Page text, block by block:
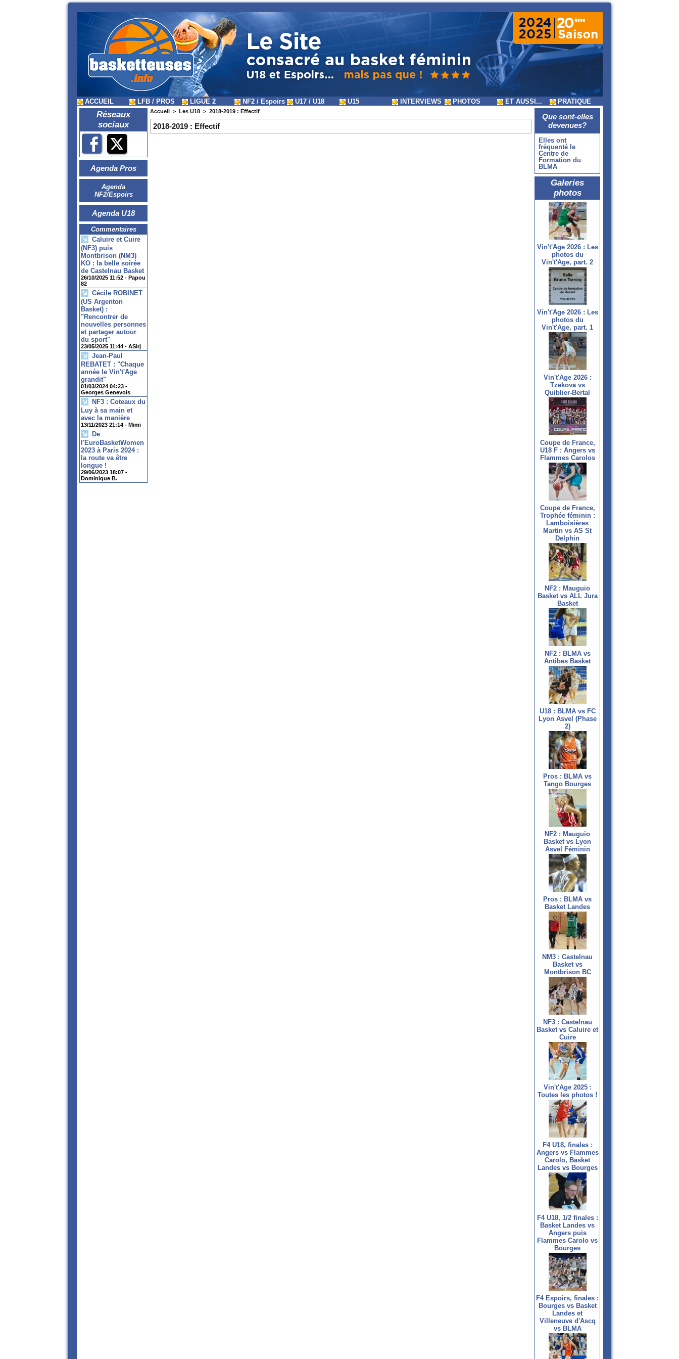
ACCUEIL LFB / PROS LIGUE 2 NF2 / Espoirs U17 / U18 U15 INTERVIEWS PHOTOS ET AUSSI... PRATIQUE
Réseaux
sociaux
Agenda Pros
Agenda
NF2/Espoirs
Agenda U18
Commentaires
Caluire et Cuire
(NF3) puis
Montbrison (NM3)
KO : la belle soirée
de Castelnau Basket
26/10/2025 11:52 - Papou
82
Cécile ROBINET
(US Argenton
Basket) :
"Rencontrer de
nouvelles personnes
et partager autour
du sport"
23/05/2025 11:44 - ASirj
Jean-Paul
REBATET : "Chaque
année le Vin't'Age
grandit"
01/03/2024 04:23 -
Georges Genevois
NF3 : Coteaux du
Luy à sa main et
avec la manière
13/11/2023 21:14 - Mimi
De
l'EuroBasketWomen
2023 à Paris 2024 :
la route va être
longue !
29/06/2023 18:07 -
Dominique B.
Accueil > Les U18 > 2018-2019 : Effectif
2018-2019 : Effectif
Que sont-elles
devenues?
Elles ont
fréquenté le
Centre de
Formation du
BLMA
Galeries
photos
Vin't'Age 2026 : Les
photos du
Vin't'Age, part. 2
Vin't'Age 2026 : Les
photos du
Vin't'Age, part. 1
Vin't'Age 2026 :
Tzekova vs
Quiblier-Bertal
Coupe de France,
U18 F : Angers vs
Flammes Carolos
Coupe de France,
Trophée féminin :
Lamboisières
Martin vs AS St
Delphin
NF2 : Mauguio
Basket vs ALL Jura
Basket
NF2 : BLMA vs
Antibes Basket
U18 : BLMA vs FC
Lyon Asvel (Phase
2)
Pros : BLMA vs
Tango Bourges
NF2 : Mauguio
Basket vs Lyon
Asvel Féminin
Pros : BLMA vs
Basket Landes
NM3 : Castelnau
Basket vs
Montbrison BC
NF3 : Castelnau
Basket vs Caluire et
Cuire
Vin't'Age 2025 :
Toutes les photos !
F4 U18, finales :
Angers vs Flammes
Carolo, Basket
Landes vs Bourges
F4 U18, 1/2 finales :
Basket Landes vs
Angers puis
Flammes Carolo vs
Bourges
F4 Espoirs, finales :
Bourges vs Basket
Landes et
Villeneuve d'Ascq
vs BLMA